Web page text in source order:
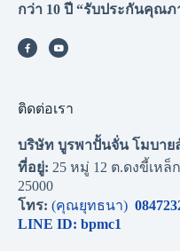
กว่า 10 ปี “รับประกันคุณภ
ติดต่อเรา
บริษัท บูรพาปั้นจั่น โมบาย
ที่อยู่: 25 หมู่ 12 ต.ดงขี้เห
25000
โทร: (คุณยุทธนา)
LINE ID: bpmc1